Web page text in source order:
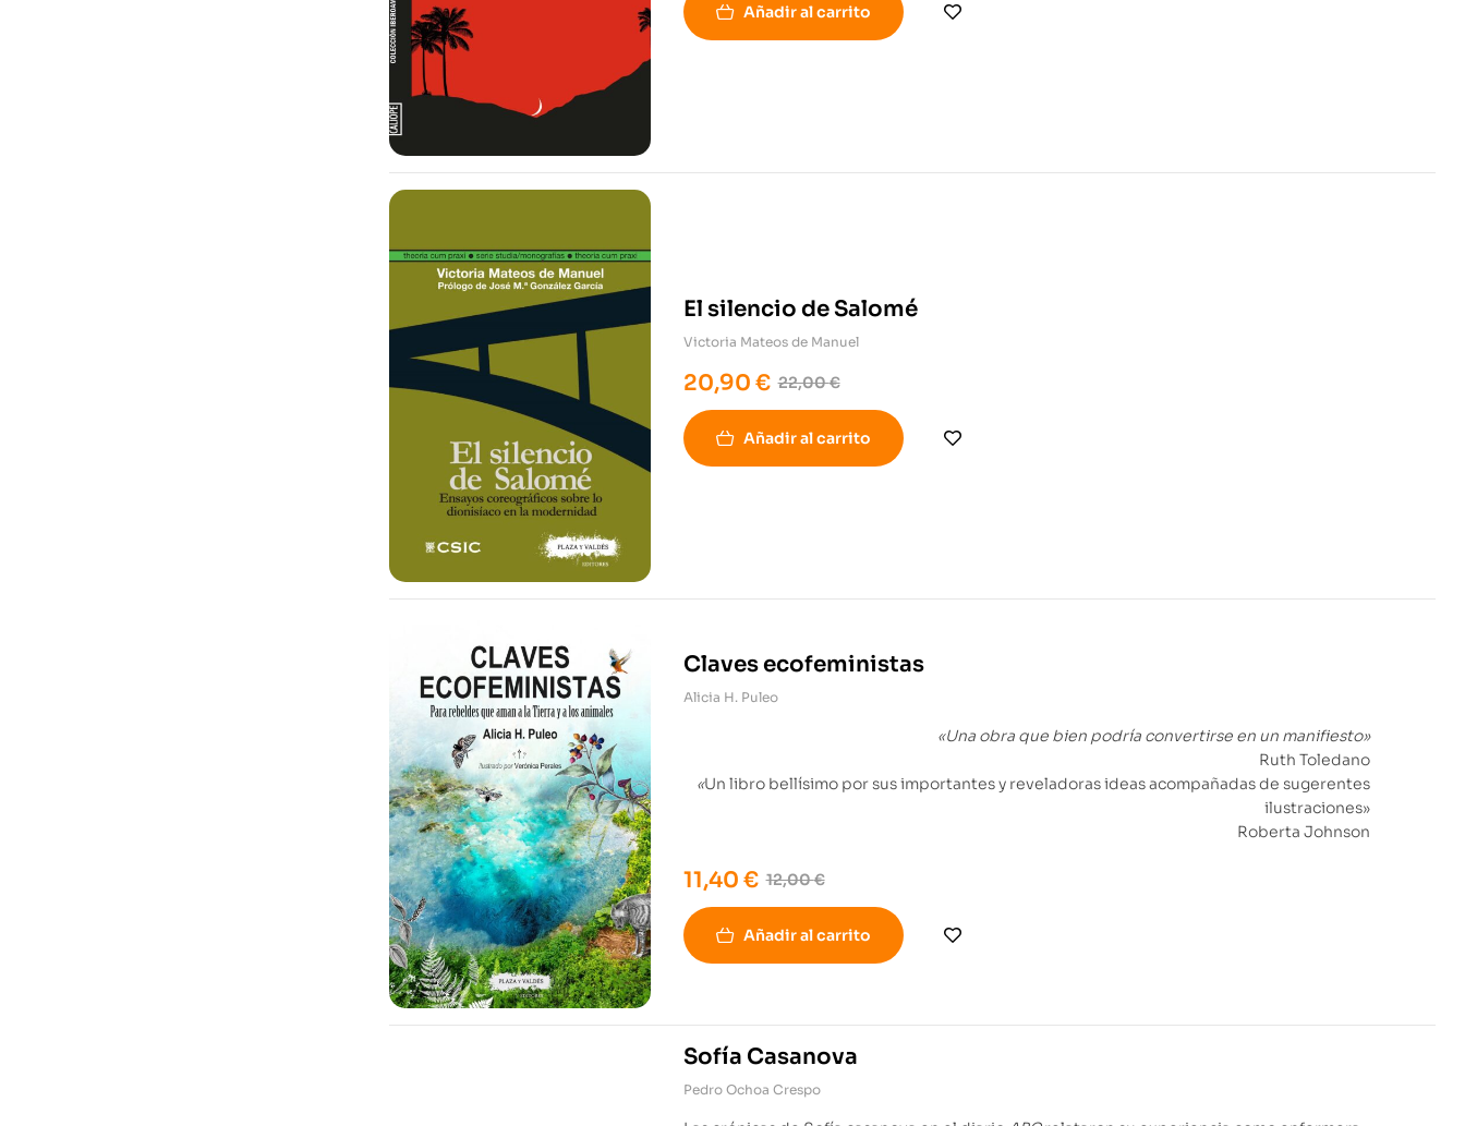
Añadir al carrito
El silencio de Salomé
Victoria Mateos de Manuel
22,00€
20,90 €
Añadir al carrito
Claves ecofeministas
Alicia H. Puleo
«Una obra que bien podría convertirse en un manifiesto»
Ruth Toledano
«Un libro bellísimo por sus importantes y reveladoras ideas acompañadas de sugerentes
ilustraciones»
Roberta Johnson
12,00€
11,40 €
Añadir al carrito
Sofía Casanova
Pedro Ochoa Crespo